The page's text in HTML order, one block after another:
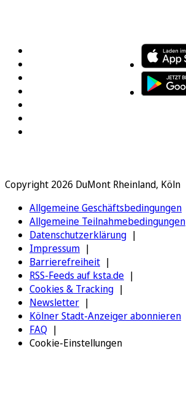
Copyright 2026 DuMont Rheinland, Köln
Allgemeine Geschäftsbedingungen
Allgemeine Teilnahmebedingungen
Datenschutzerklärung
Impressum
Barrierefreiheit
RSS-Feeds auf ksta.de
Cookies & Tracking
Newsletter
Kölner Stadt-Anzeiger abonnieren
FAQ
Cookie-Einstellungen